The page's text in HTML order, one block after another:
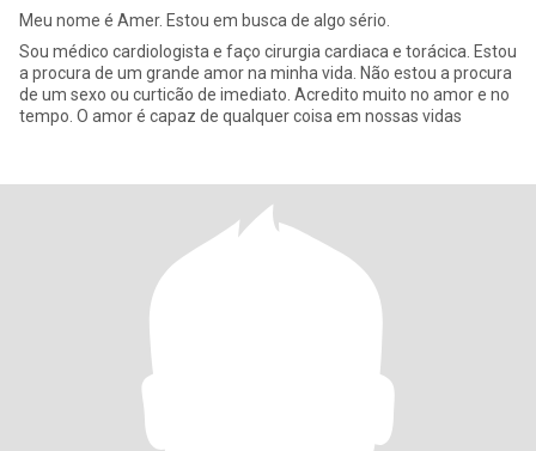
Meu nome é Amer. Estou em busca de algo sério.
Sou médico cardiologista e faço cirurgia cardiaca e torácica. Estou
a procura de um grande amor na minha vida. Não estou a procura
de um sexo ou curticão de imediato. Acredito muito no amor e no
tempo. O amor é capaz de qualquer coisa em nossas vidas